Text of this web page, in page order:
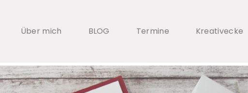
Über mich BLOG Termine Kreativecke